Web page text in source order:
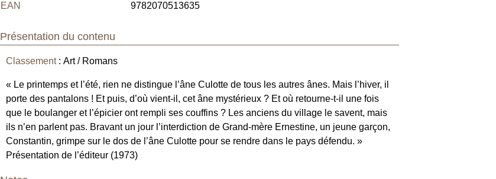
EAN 9782070513635
Présentation du contenu
Classement: Art / Romans
« Le printemps et l’été, rien ne distingue l’âne Culotte de tous les autres ânes. Mais l’hiver, il
porte des pantalons ! Et puis, d’où vient-il, cet âne mystérieux ? Et où retourne-t-il une fois
que le boulanger et l’épicier ont rempli ses couffins ? Les anciens du village le savent, mais
ils n’en parlent pas. Bravant un jour l’interdiction de Grand-mère Ernestine, un jeune garçon,
Constantin, grimpe sur le dos de l’âne Culotte pour se rendre dans le pays défendu. »
Présentation de l’éditeur (1973)